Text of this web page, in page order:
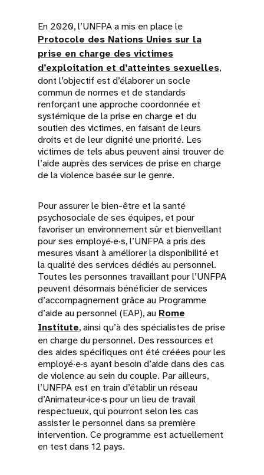
En 2020, l’UNFPA a mis en place le
Protocole des Nations Unies sur la
prise en charge des victimes
d’exploitation et d’atteintes sexuelles,
dont l’objectif est d’élaborer un socle
commun de normes et de standards
renforçant une approche coordonnée et
systémique de la prise en charge et du
soutien des victimes, en faisant de leurs
droits et de leur dignité une priorité. Les
victimes de tels abus peuvent ainsi trouver de
l’aide auprès des services de prise en charge
de la violence basée sur le genre.
Pour assurer le bien-être et la santé
psychosociale de ses équipes, et pour
favoriser un environnement sûr et bienveillant
pour ses employé·e·s, l’UNFPA a pris des
mesures visant à améliorer la disponibilité et
la qualité des services dédiés au personnel.
Toutes les personnes travaillant pour l’UNFPA
peuvent désormais bénéficier de services
d’accompagnement grâce au Programme
d’aide au personnel (EAP), au Rome
Institute, ainsi qu’à des spécialistes de prise
en charge du personnel. Des ressources et
des aides spécifiques ont été créées pour les
employé·e·s ayant besoin d’aide dans des cas
de violence au sein du couple. Par ailleurs,
l’UNFPA est en train d’établir un réseau
d’Animateur·ice·s pour un lieu de travail
respectueux, qui pourront selon les cas
assister le personnel dans sa première
intervention. Ce programme est actuellement
en test dans 12 pays.